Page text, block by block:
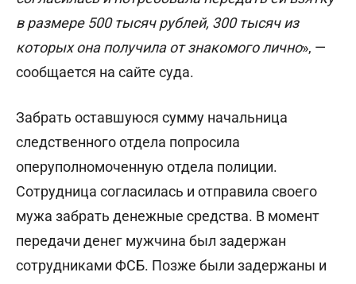
в размере 500 тысяч рублей, 300 тысяч из
которых она получила от знакомого лично», —
сообщается на сайте суда.
Забрать оставшуюся сумму начальница
следственного отдела попросила
оперуполномоченную отдела полиции.
Сотрудница согласилась и отправила своего
мужа забрать денежные средства. В момент
передачи денег мужчина был задержан
сотрудниками ФСБ. Позже были задержаны и